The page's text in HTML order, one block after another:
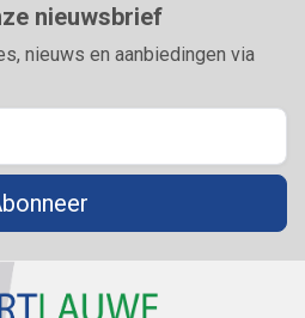
nieuwsbrief
nieuws en aanbiedingen via